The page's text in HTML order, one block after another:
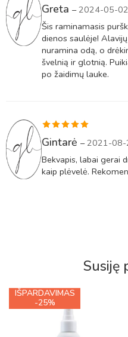
Įvertinimas:
5
Greta – 2024-05-02
Šis raminamasis
dienos saulėje!
nuramina odą, o
švelnią ir glotnią.
po žaidimų lauke.
Įvertinimas:
Gintarė – 2021-08-
Bekvapis, labai gerai
kaip plėvelė.
Susiję
IŠPARDAVIMAS
-25%